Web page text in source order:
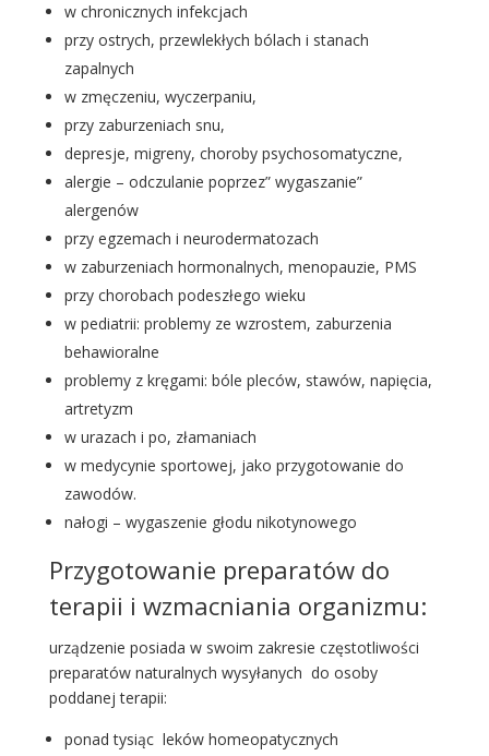
w chronicznych infekcjach
przy ostrych, przewlekłych bólach i stanach
zapalnych
w zmęczeniu, wyczerpaniu,
przy zaburzeniach snu,
depresje, migreny, choroby psychosomatyczne,
alergie – odczulanie poprzez” wygaszanie”
alergenów
przy egzemach i neurodermatozach
w zaburzeniach hormonalnych, menopauzie, PMS
przy chorobach podeszłego wieku
w pediatrii: problemy ze wzrostem, zaburzenia
behawioralne
problemy z kręgami: bóle pleców, stawów, napięcia,
artretyzm
w urazach i po, złamaniach
w medycynie sportowej, jako przygotowanie do
zawodów.
nałogi – wygaszenie głodu nikotynowego
Przygotowanie preparatów do
terapii i wzmacniania organizmu:
urządzenie posiada w swoim zakresie częstotliwości
preparatów naturalnych wysyłanych do osoby
poddanej terapii:
ponad tysiąc leków homeopatycznych